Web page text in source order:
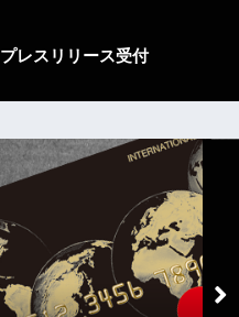
プレスリリース受付